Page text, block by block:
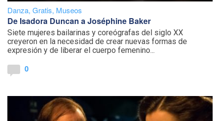
Danza, Gratis, Museos
De Isadora Duncan a Joséphine Baker
Siete mujeres bailarinas y coreógrafas del siglo XX
creyeron en la necesidad de crear nuevas formas de
expresión y de liberar el cuerpo femenino...
0